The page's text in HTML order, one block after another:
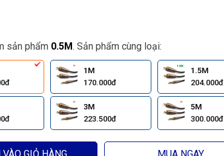
sản phẩm 0.5M. Sản phẩm cùng loại:
1M
170.000đ
1.5M
204.000đ
3M
223.500đ
5M
300.000đ